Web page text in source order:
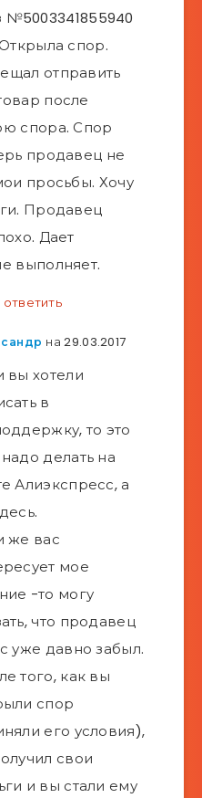
№5003341855940
спор.
отправить
после
спора. Спор
продавец не
просьбы. Хочу
Продавец
Дает
выполняет.
на 29.03.2017
вы хотели
в
то это
делать на
Алиэкспресс, а
же вас
мое
-то могу
что продавец
уже давно забыл.
того, как вы
спор
его условия),
свои
и вы стали ему